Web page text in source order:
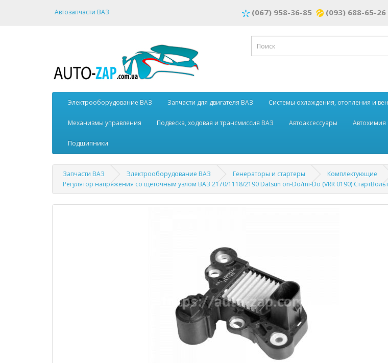
Автозапчасти ВАЗ (067) 958-36-85 (093) 688-65-26
Электрооборудование ВАЗ Запчасти для двигателя ВАЗ Системы охлаждения, отопления и
Механизмы управления Подвеска, ходовая и трансмиссия ВАЗ Автоаксессуары Автохимия
Подшипники
Запчасти ВАЗ Электрооборудование ВАЗ Генераторы и стартеры Комплектующие
Регулятор напряжения со щёточным узлом ВАЗ 2170/1118/2190 Datsun on-Do/mi-Do (VRR 0190) СтартВольт